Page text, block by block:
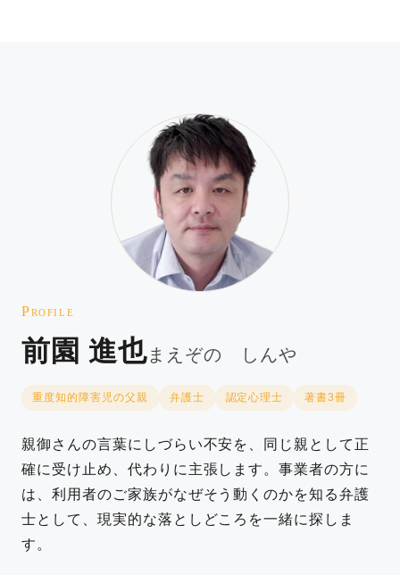
Profile
前園 進也まえぞの しんや
重度知的障害児の父親 弁護士 認定心理士 著書3冊
親御さんの言葉にしづらい不安を、同じ親として正
確に受け止め、代わりに主張します。事業者の方に
は、利用者のご家族がなぜそう動くのかを知る弁護
士として、現実的な落としどころを一緒に探しま
す。